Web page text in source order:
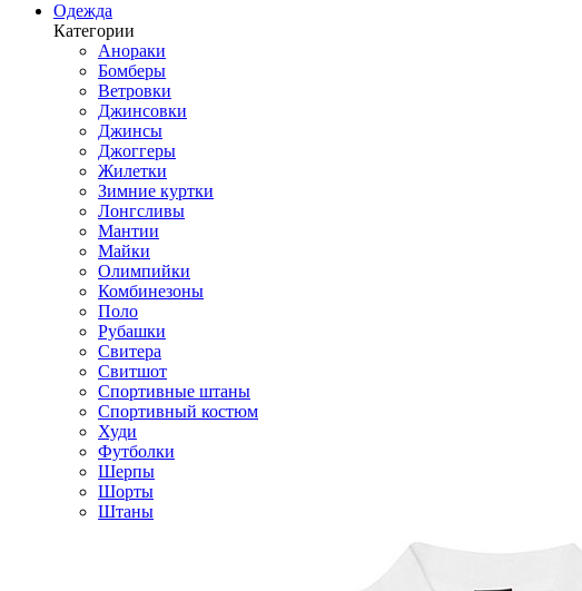
Одежда
Категории
Анораки
Бомберы
Ветровки
Джинсовки
Джинсы
Джоггеры
Жилетки
Зимние куртки
Лонгсливы
Мантии
Майки
Олимпийки
Комбинезоны
Поло
Рубашки
Свитера
Свитшот
Спортивные штаны
Спортивный костюм
Худи
Футболки
Шерпы
Шорты
Штаны